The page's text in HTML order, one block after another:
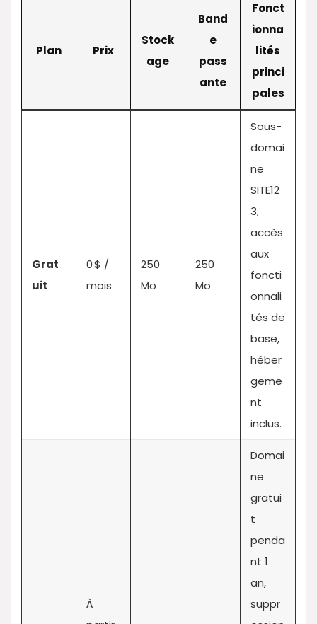
Plan Prix
Stock
age
Band
e
pass
ante
Fonct
ionna
lités
princi
pales
Grat
uit
0 $ /
mois
250
Mo
250
Mo
Sous-
domai
ne
SITE12
3,
accès
aux
foncti
onnali
tés de
base,
héber
geme
nt
inclus.
À
Domai
ne
gratui
t
penda
nt 1
an,
suppr